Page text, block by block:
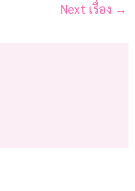
Next เรื่อง →